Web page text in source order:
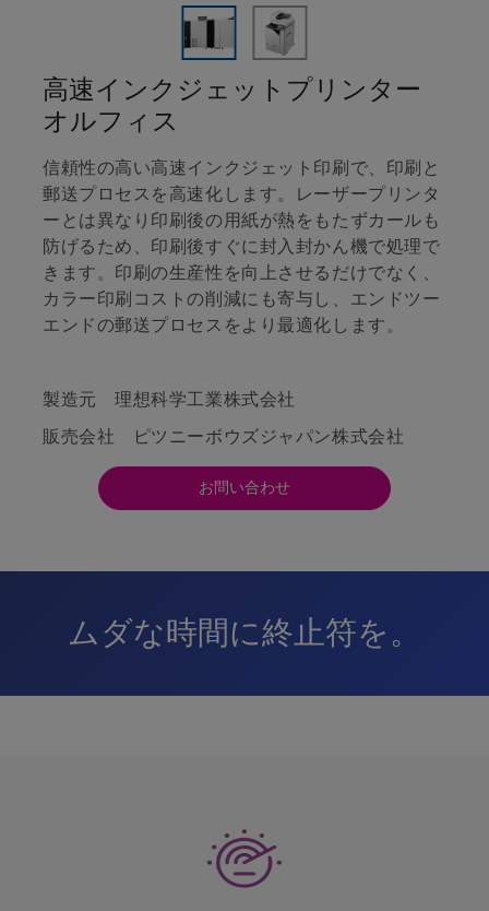
高速インクジェットプリンター
オルフィス
信頼性の高い高速インクジェット印刷で、印刷と
郵送プロセスを高速化します。レーザープリンタ
ーとは異なり印刷後の用紙が熱をもたずカールも
防げるため、印刷後すぐに封入封かん機で処理で
きます。印刷の生産性を向上させるだけでなく、
カラー印刷コストの削減にも寄与し、エンドツー
エンドの郵送プロセスをより最適化します。
製造元 理想科学工業株式会社
販売会社 ピツニーボウズジャパン株式会社
お問い合わせ
ムダな時間に終止符を。